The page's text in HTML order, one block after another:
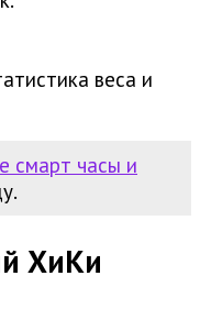
веса и
смарт часы и
ХиКи